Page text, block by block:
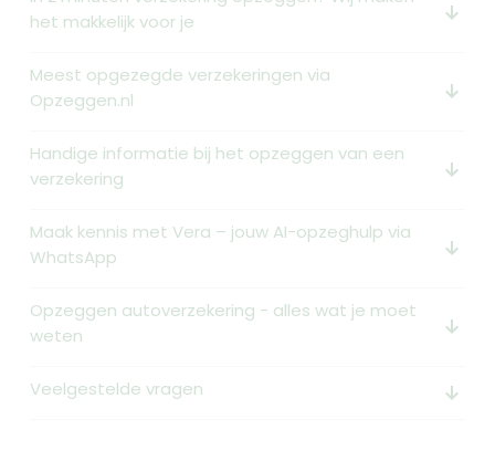
het makkelijk voor je
arrow_downward_alt
Meest opgezegde verzekeringen via
Opzeggen.nl
arrow_downward_alt
Handige informatie bij het opzeggen van een
verzekering
arrow_downward_alt
Maak kennis met Vera – jouw AI-opzeghulp via
WhatsApp
arrow_downward_alt
Opzeggen autoverzekering - alles wat je moet
weten
arrow_downward_alt
Veelgestelde vragen arrow_downward_alt